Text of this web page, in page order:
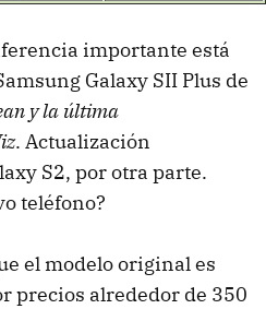
importante está
Galaxy SII Plus de
y la última
. Actualización
S2, por otra parte.
teléfono?
el modelo original es
precios alrededor de 350